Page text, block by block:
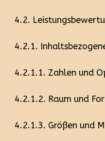
4.2.
4.2.1.
4.2.1.1. Zahlen und
4.2.1.2. Raum und
4.2.1.3. Größen und